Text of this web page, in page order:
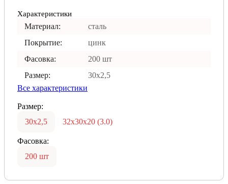
Характеристики
Материал:
сталь
Покрытие:
цинк
Фасовка:
200 шт
Размер:
30х2,5
Все характеристики
Размер:
30х2,5
32х30х20 (3.0)
Фасовка:
200 шт